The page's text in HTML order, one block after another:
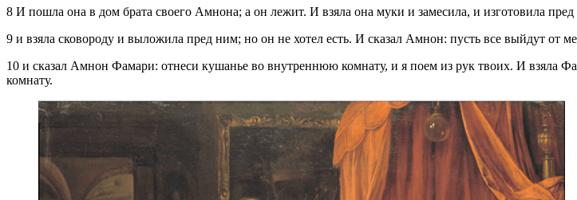
8 И пошла она в дом брата своего Амнона; а он лежит. И взяла она муки и замесила, и изготовила пред
9 и взяла сковороду и выложила пред ним; но он не хотел есть. И сказал Амнон: пусть все выйдут от
10 и сказал Амнон Фамари: отнеси кушанье во внутреннюю комнату, и я поем из рук твоих. И взяла
комнату.